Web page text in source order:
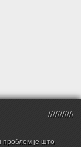
проблем је што